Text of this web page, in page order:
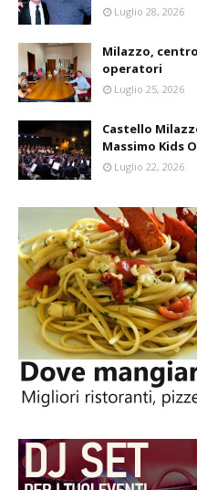
Luglio 28, 2026
Milazzo,
operatori
Luglio 25, 2026
Castello
Massimo Kids
Luglio 22, 2026